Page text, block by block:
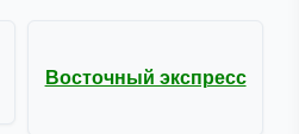
Восточный экспресс